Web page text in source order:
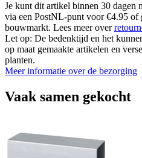
Je kunt dit artikel binnen 30 dagen
via een PostNL-punt voor €4.95 of
bouwmarkt. Lees meer over
Let op: De bedenktijd en het
op maat gemaakte artikelen en
planten.
Meer informatie over de bezorging
Vaak samen gekocht